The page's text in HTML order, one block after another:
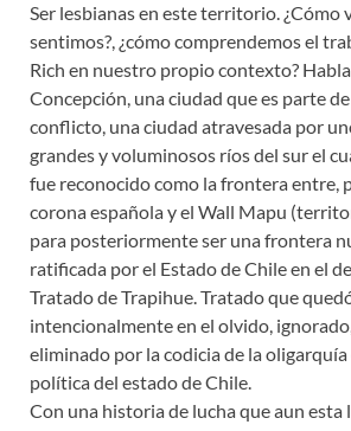
Ser lesbianas en este territorio. ¿Cómo
sentimos?, ¿cómo comprendemos el
Rich en nuestro propio contexto?
Concepción, una ciudad que es parte
conflicto, una ciudad atravesada por
grandes y voluminosos ríos del sur el
fue reconocido como la frontera entre,
corona española y el Wall Mapu
para posteriormente ser una frontera
ratificada por el Estado de Chile en el
Tratado de Trapihue. Tratado que
intencionalmente en el olvido,
eliminado por la codicia de la
política del estado de Chile.
Con una historia de lucha que aun esta